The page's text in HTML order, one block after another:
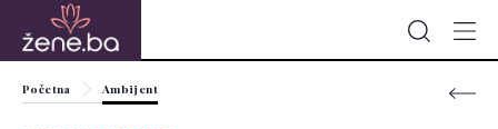
Početna Ambijent